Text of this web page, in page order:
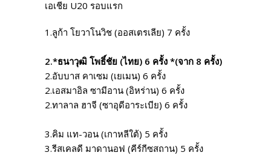
เอเชีย U20 รอบแรก
1.ลูก้า โยวาโนวิช (ออสเตรเลีย) 7 ครั้ง
2.*ธนาวุฒิ โพธิ์ชัย (ไทย) 6 ครั้ง *(จาก 8 ครั้ง)
2.อับบาส คาเซม (เยเมน) 6 ครั้ง
2.เอสมาอิล ซามีอาน (อิหร่าน) 6 ครั้ง
2.ทาลาล ฮาจี (ซาอุดีอาระเบีย) 6 ครั้ง
3.คิม แท-วอน (เกาหลีใต้) 5 ครั้ง
3.รีสเคลดี มาดานอฟ (คีร์กีซสถาน) 5 ครั้ง